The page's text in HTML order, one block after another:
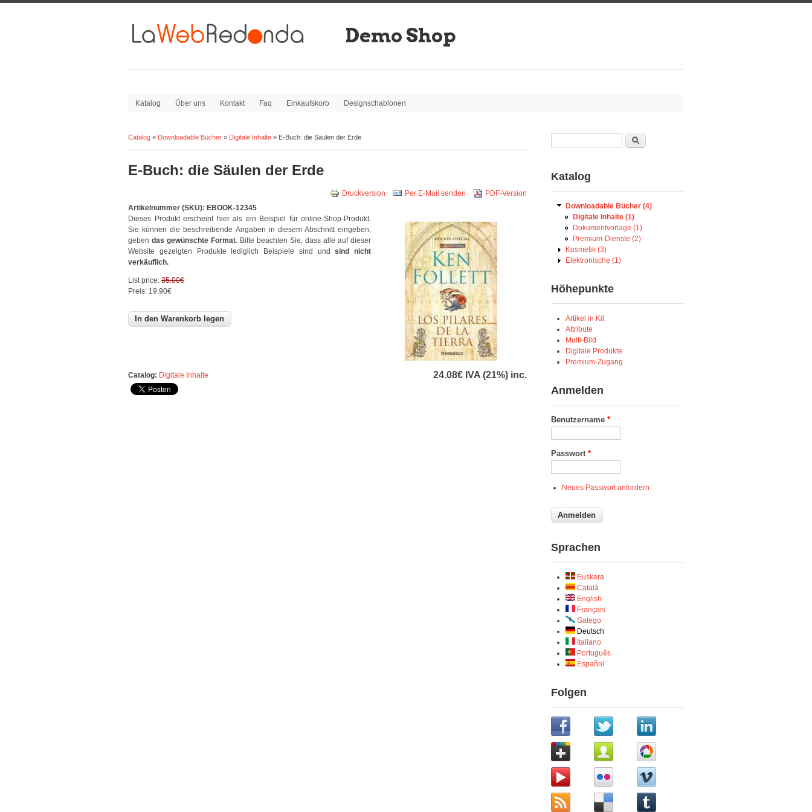
Demo Shop
Katalog Über uns Kontakt Faq Einkaufskorb Designschablonen
Catalog » Downloadable Bücher » Digitale Inhalte » E-Buch: die Säulen der Erde
E-Buch: die Säulen der Erde
Druckversion Per E-Mail senden
PDF-Version
Artikelnummer (SKU): EBOOK-12345
24.08€ IVA (21%) inc.
Dieses Produkt erscheint hier als ein Beispiel für online-Shop-Produkt.
Sie können die beschreibende Angaben in diesem Abschnitt eingeben,
geben das gewünschte Format . Bitte beachten Sie, dass alle auf dieser
Website gezeigten Produkte lediglich Beispiele sind undsind nicht
verkäuflich.
List price: 35.00€
Preis: 19.90€
Catalog: Digitale Inhalte
Suchformular
Suche
Katalog
Downloadable Bücher (4)
Digitale Inhalte (1)
Dokumentvorlage (1)
Premium-Dienste (2)
Kosmetik (3)
Elektronische (1)
Höhepunkte
Artikel in Kit
Attribute
Multi-Bild
Digitale Produkte
Premium-Zugang
Anmelden
Benutzername *
Passwort *
Neues Passwort anfordern
Sprachen
Euskera
Català
English
Français
Galego
Deutsch
Italiano
Português
Español
Folgen